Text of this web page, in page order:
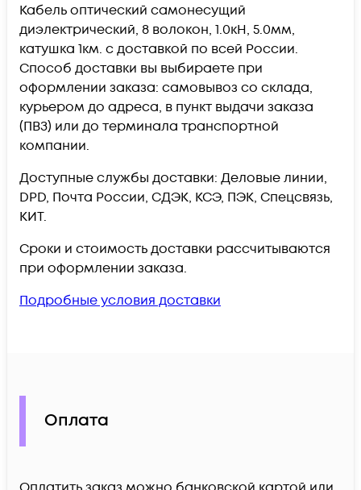
Кабель оптический самонесущий
диэлектрический, 8 волокон, 1.0кН, 5.0мм,
катушка 1км. c доставкой по всей России.
Способ доставки вы выбираете при
оформлении заказа: самовывоз со склада,
курьером до адреса, в пункт выдачи заказа
(ПВЗ) или до терминала транспортной
компании.
Доступные службы доставки: Деловые линии,
DPD, Почта России, СДЭК, КСЭ, ПЭК, Спецсвязь,
КИТ.
Сроки и стоимость доставки рассчитываются
при оформлении заказа.
Подробные условия доставки
Оплата